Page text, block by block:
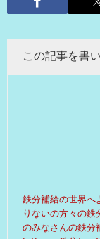
この記事を書
鉄分補給の世界へ
りないの方々の鉄
のみなさんの鉄分